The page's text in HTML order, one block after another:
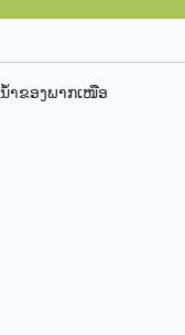
ຳຂອງພາກເໜືອ